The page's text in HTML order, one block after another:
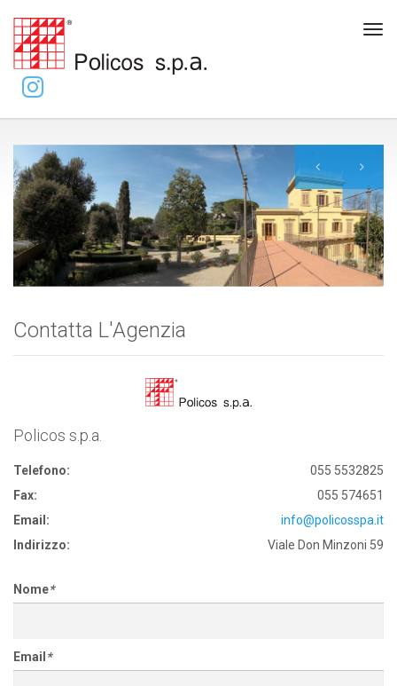
Contatta L'Agenzia
Policos s.p.a.
Telefono:
055 5532825
Fax:
055 574651
Email:
info@policosspa.it
Indirizzo:
Viale Don Minzoni 59
Nome*
Email *